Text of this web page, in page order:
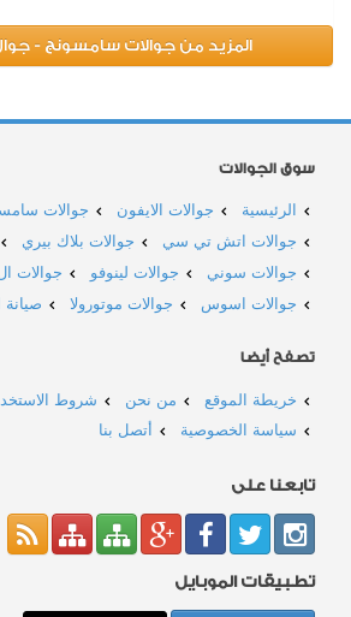
المزيد من جوالات سامسونج -
سوق الجوالات
الرئيسية جوالات الايفون
جوالات
جوالات اتش تي سي
جوالات بلاك بيري
جوالات سوني
جوالات لينوفو جوالات
جوالات اسوس
جوالات موتورولا صيانة
تصفح أيضا
خريطة الموقع من نحن
شروط
سياسة الخصوصية
أتصل بنا
تابعنا على
تطبيقات الموبايل